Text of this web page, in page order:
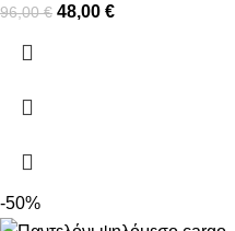
96,00€ 48,00 €
-50%